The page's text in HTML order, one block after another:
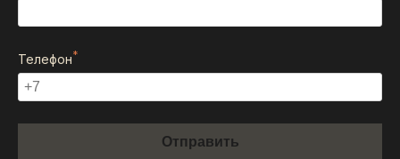
Телефон*
Отправить